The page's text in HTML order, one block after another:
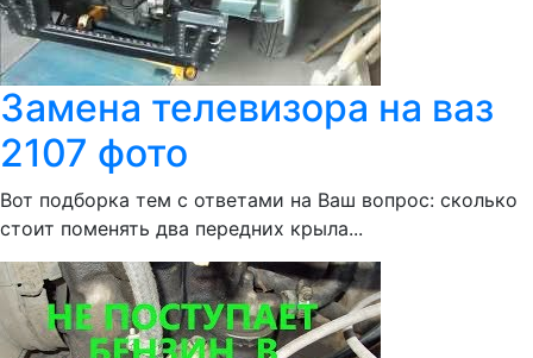
Замена телевизора на ваз
2107 фото
Вот подборка тем с ответами на Ваш вопрос: сколько
стоит поменять два передних крыла...